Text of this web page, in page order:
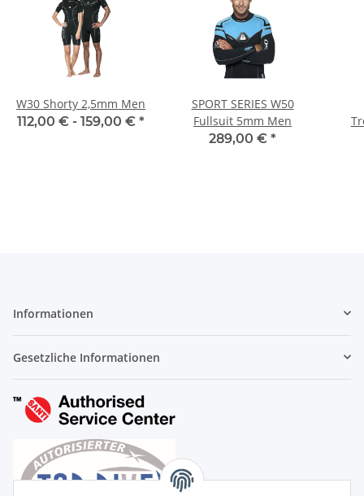
W30 Shorty 2,5mm Men
112,00 € - 159,00 € *
SPORT SERIES W50
Fullsuit 5mm Men
289,00 € *
Informationen
Gesetzliche Informationen